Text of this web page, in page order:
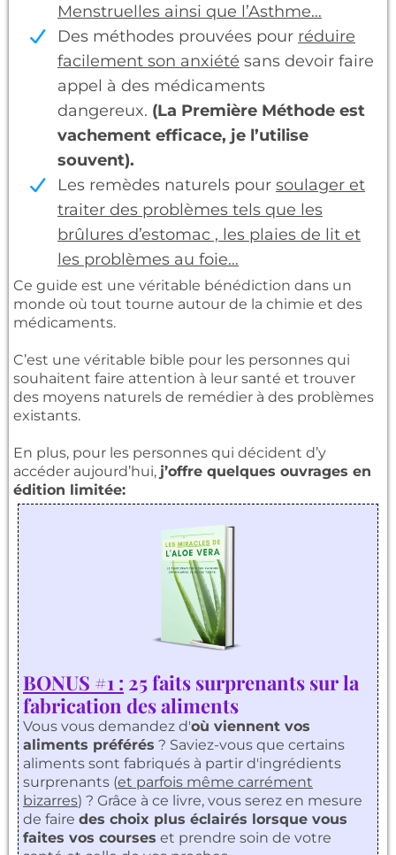
Menstruelles ainsi que l’Asthme…
Des méthodes prouvées pour réduire
facilement son anxiété sans devoir faire
appel à des médicaments
dangereux. (La Première Méthode est
vachement efficace, je l’utilise
souvent).
Les remèdes naturels pour soulager et
traiter des problèmes tels que les
brûlures d’estomac , les plaies de lit et
les problèmes au foie…
Ce guide est une véritable bénédiction dans un
monde où tout tourne autour de la chimie et des
médicaments.
C’est une véritable bible pour les personnes qui
souhaitent faire attention à leur santé et trouver
des moyens naturels de remédier à des problèmes
existants.
En plus, pour les personnes qui décident d’y
accéder aujourd’hui, j’offre quelques ouvrages en
édition limitée:
BONUS #1 : 25 faits surprenants sur la
fabrication des aliments
Vous vous demandez d'où viennent vos
aliments préférés ? Saviez-vous que certains
aliments sont fabriqués à partir d'ingrédients
surprenants (et parfois même carrément
bizarres) ? Grâce à ce livre, vous serez en mesure
de faire des choix plus éclairés lorsque vous
faites vos courses et prendre soin de votre